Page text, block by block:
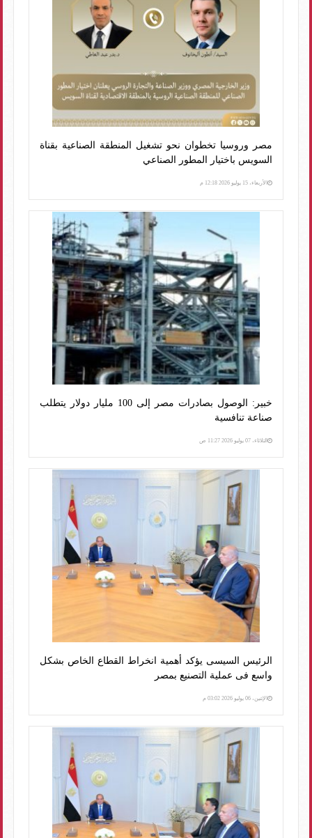
مصر وروسيا تخطوان نحو تشغيل المنطقة الصناعية بقناة
السويس باختيار المطور الصناعي
الأربعاء، 15 يوليو 2026 12:18 م
خبير: الوصول بصادرات مصر إلى 100 مليار دولار يتطلب
صناعة تنافسية
الثلاثاء، 07 يوليو 2026 11:27 ص
الرئيس السيسى يؤكد أهمية انخراط القطاع الخاص بشكل
واسع فى عملية التصنيع بمصر
الإثنين، 06 يوليو 2026 03:02 م